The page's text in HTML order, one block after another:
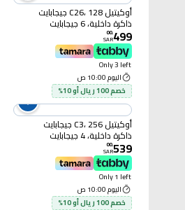
أوكيتيل C26، 128 جيجابايت
ذاكرة داخلية، 6 جيجابايت
سعة الرام، أزرق
499
.
00
SAR
Only 3 left
اليوم 10:00 ص
خصم 100 ريال أو 10%
أوكيتيل C3، 256 جيجابايت
ذاكرة داخلية، 4 جيجابايت
سعة الرام، ذهبي
539
.
00
SAR
Only 1 left
اليوم 10:00 ص
خصم 100 ريال أو 10%